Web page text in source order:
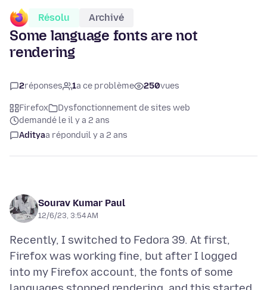
Résolu Archivé
Some language fonts are not
rendering
2réponses 1a ce problème 250vues
Firefox
Dysfonctionnement de sites web
demandé le il y a 2 ans
Adityaa réponduil y a 2 ans
Sourav Kumar Paul
12/6/23, 3:54 AM
Recently, I switched to Fedora 39. At first,
Firefox was working fine, but after I logged
into my Firefox account, the fonts of some